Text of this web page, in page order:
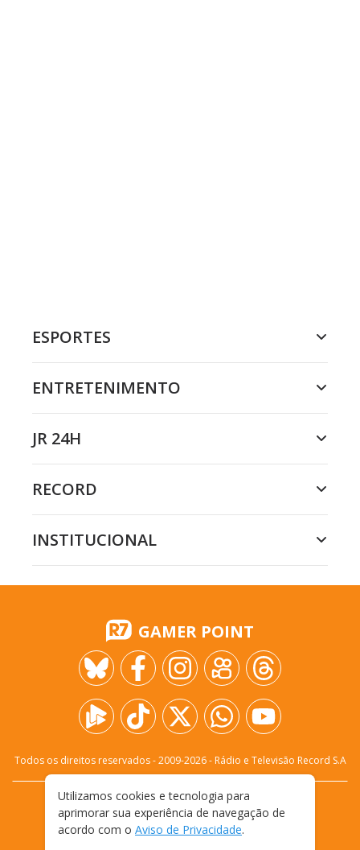
ESPORTES
ENTRETENIMENTO
JR 24H
RECORD
INSTITUCIONAL
GAMER POINT
Todos os direitos reservados - 2009-2026- Rádio e Televisão Record S.A
FALE CONOSCO
PRIVACIDADE
TERMOS E CONDIÇÕES DE USO
Utilizamos cookies e tecnologia para
aprimorar sua experiência de navegação de
acordo com o Aviso de Privacidade.